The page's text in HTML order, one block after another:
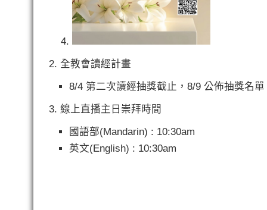
全教會讀經計畫
8/4 第二次讀經抽獎截止，8/9 公佈抽獎名單
線上直播主日崇拜時間
國語部(Mandarin) : 10:30am
英文(English) : 10:30am